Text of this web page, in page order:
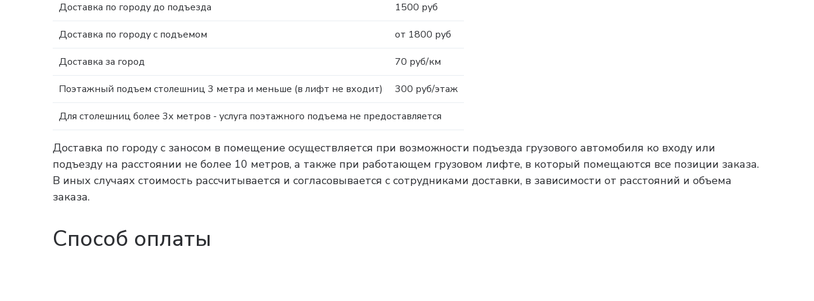
Доставка по городу до подъезда
1500 руб
Доставка по городу с подъемом от 1800 руб
Доставка за город 70 руб/км
Поэтажный подъем столешниц 3 метра и меньше (в лифт не входит) 300 руб/этаж
Для столешниц более 3х метров - услуга поэтажного подъема не предоставляется
Доставка по городу с заносом в помещение осуществляется при возможности подъезда грузового автомобиля ко входу или
подъезду на расстоянии не более 10 метров, а также при работающем грузовом лифте, в который помещаются все позиции заказа.
В иных случаях стоимость рассчитывается и согласовывается с сотрудниками доставки, в зависимости от расстояний и объема
заказа.
Способ оплаты